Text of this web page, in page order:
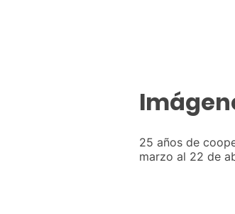
25 años de
marzo al 22 de